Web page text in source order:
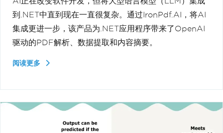
到.NET中直到现在一直很复杂。通过IronPdf.AI，将AI
集成更进一步，该产品为.NET应用程序带来了OpenAI
驱动的PDF解析、数据提取和内容摘要。
阅读更多